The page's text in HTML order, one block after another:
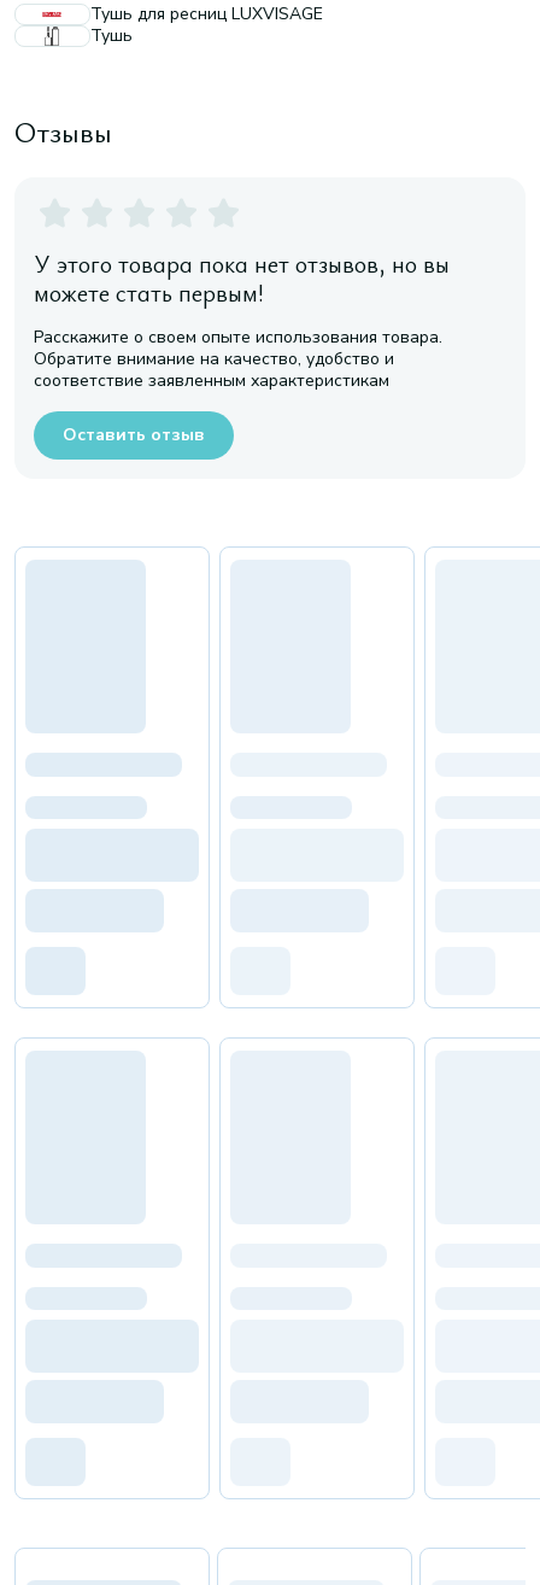
Тушь для ресниц LUXVISAGE
Тушь
Отзывы
У этого товара пока нет отзывов, но вы
можете стать первым!
Расскажите о своем опыте использования товара.
Обратите внимание на качество, удобство и
соответствие заявленным характеристикам
Оставить отзыв